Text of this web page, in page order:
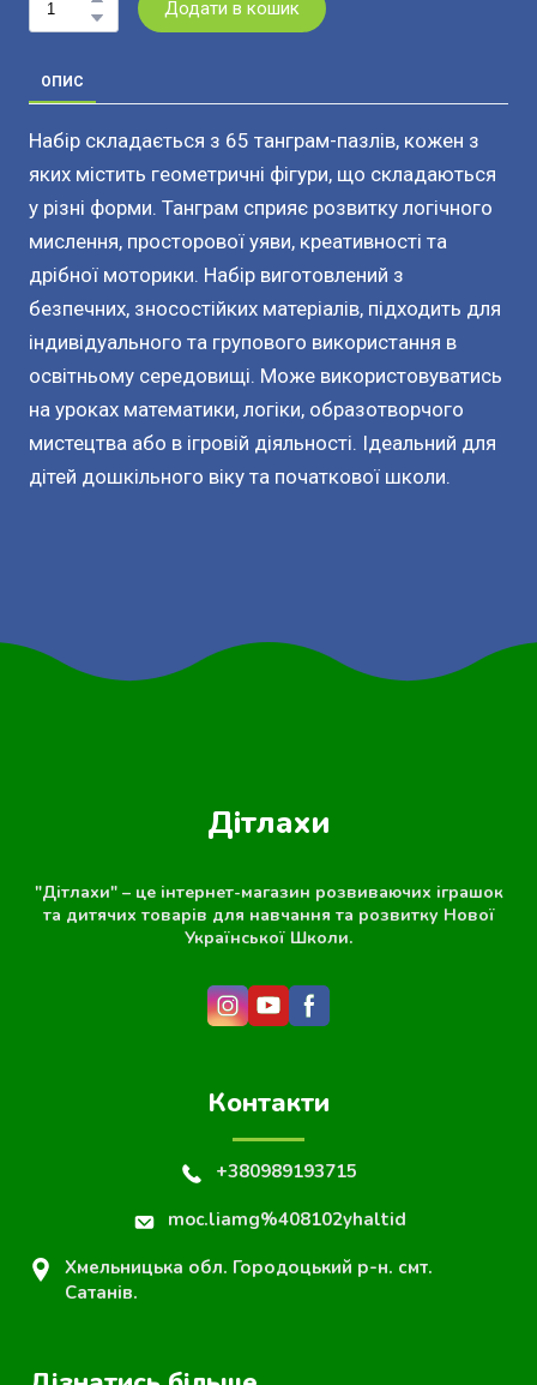
Додати в кошик
ОПИС
Набір складається з 65 танграм-пазлів, кожен з
яких містить геометричні фігури, що складаються
у різні форми. Танграм сприяє розвитку логічного
мислення, просторової уяви, креативності та
дрібної моторики. Набір виготовлений з
безпечних, зносостійких матеріалів, підходить для
індивідуального та групового використання в
освітньому середовищі. Може використовуватись
на уроках математики, логіки, образотворчого
мистецтва або в ігровій діяльності. Ідеальний для
дітей дошкільного віку та початкової школи.
Дітлахи
"Дітлахи" – це інтернет-магазин розвиваючих іграшок
та дитячих товарів для навчання та розвитку Нової
Української Школи.
Контакти
+380989193715
moc.liamg%408102yhaltid
Хмельницька обл. Городоцький р-н. смт.
Сатанів.